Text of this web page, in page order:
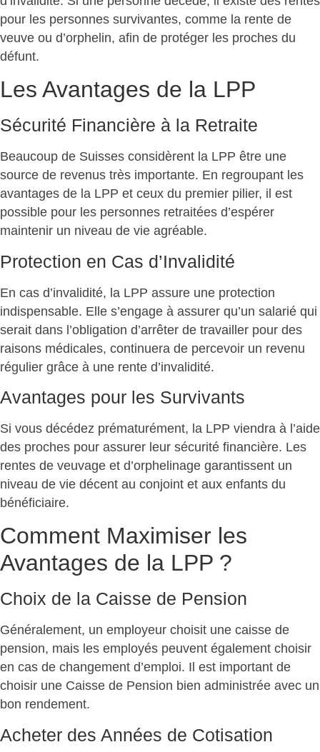
pour les personnes survivantes, comme la rente de
veuve ou d’orphelin, afin de protéger les proches du
défunt.
Les Avantages de la LPP
Sécurité Financière à la Retraite
Beaucoup de Suisses considèrent la LPP être une
source de revenus très importante. En regroupant les
avantages de la LPP et ceux du premier pilier, il est
possible pour les personnes retraitées d’espérer
maintenir un niveau de vie agréable.
Protection en Cas d’Invalidité
En cas d’invalidité, la LPP assure une protection
indispensable. Elle s’engage à assurer qu’un salarié qui
serait dans l’obligation d’arrêter de travailler pour des
raisons médicales, continuera de percevoir un revenu
régulier grâce à une rente d’invalidité.
Avantages pour les Survivants
Si vous décédez prématurément, la LPP viendra à l’aide
des proches pour assurer leur sécurité financière. Les
rentes de veuvage et d’orphelinage garantissent un
niveau de vie décent au conjoint et aux enfants du
bénéficiaire.
Comment Maximiser les
Avantages de la LPP ?
Choix de la Caisse de Pension
Généralement, un employeur choisit une caisse de
pension, mais les employés peuvent également choisir
en cas de changement d’emploi. Il est important de
choisir une Caisse de Pension bien administrée avec un
bon rendement.
Acheter des Années de Cotisation